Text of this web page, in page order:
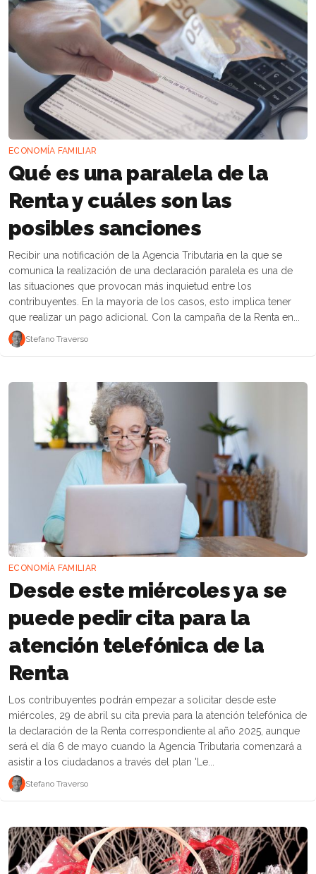
ECONOMÍA FAMILIAR
Qué es una paralela de la
Renta y cuáles son las
posibles sanciones
Recibir una notificación de la Agencia Tributaria en la que se
comunica la realización de una declaración paralela es una de
las situaciones que provocan más inquietud entre los
contribuyentes. En la mayoría de los casos, esto implica tener
que realizar un pago adicional. Con la campaña de la Renta en...
Stefano Traverso
ECONOMÍA FAMILIAR
Desde este miércoles ya se
puede pedir cita para la
atención telefónica de la
Renta
Los contribuyentes podrán empezar a solicitar desde este
miércoles, 29 de abril su cita previa para la atención telefónica de
la declaración de la Renta correspondiente al año 2025, aunque
será el día 6 de mayo cuando la Agencia Tributaria comenzará a
asistir a los ciudadanos a través del plan 'Le...
Stefano Traverso